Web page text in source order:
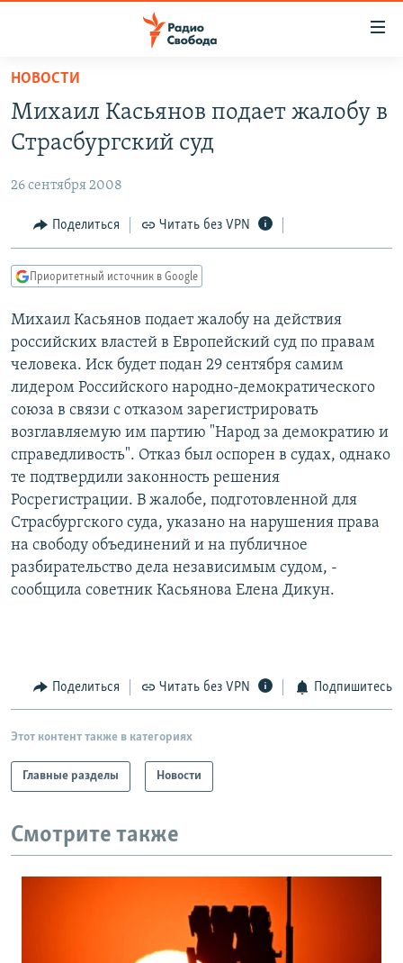
упрощенного
доступа
Вернуться
основному
Вернутся
главной
навигации
Вернутся
поиску
ПОДКАСТЫ
АВТОРСКИЕ ПРОЕКТЫ
ЦИТАТЫ СВОБОДЫ
МНЕНИЯ
IDEL.РЕАЛИИ
КАВКАЗ.РЕАЛИИ
СЕВЕР.РЕАЛИИ
СИБИРЬ.РЕАЛИИ
РАСПИСАНИЕ ВЕЩАНИЯ
ПОДПИШИТЕСЬ НА РАССЫЛКУ
СОЦИАЛЬНЫЕ СЕТИ
НОВОСТИ
Михаил Касьянов подает жалобу в
Страсбургский суд
26 сентября 2008
Поделиться Читать без VPN
Приоритетный источник в Google
Михаил Касьянов подает жалобу на действия
российских властей в Европейский суд по правам
человека. Иск будет подан 29 сентября самим
лидером Российского народно-демократического
союза в связи с отказом зарегистрировать
возглавляемую им партию "Народ за демократию и
справедливость". Отказ был оспорен в судах, однако
те подтвердили законность решения
Росрегистрации. В жалобе, подготовленной для
Страсбургского суда, указано на нарушения права
на свободу объединений и на публичное
разбирательство дела независимым судом, -
сообщила советник Касьянова Елена Дикун.
Поделиться Читать без VPN Подпишитесь
Этот контент также в категориях
Главные разделы Новости
Смотрите также